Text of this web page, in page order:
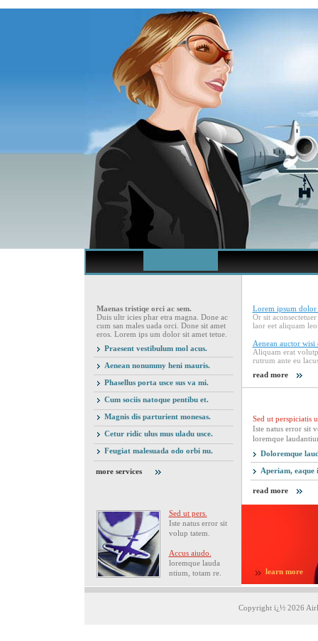
Maenas tristiqe orci ac sem.
Duis ultr icies phar etra magna. Done ac
cum san males uada orci. Done sit amet
eros. Lorem ips um dolor sit amet tetue.
Praesent vestibulum mol acus.
Aenean nonummy heni mauris.
Phasellus porta usce sus va mi.
Cum sociis natoque pentibu et.
Magnis dis parturient monesas.
Cetur ridic ulus mus uladu usce.
Feugiat malesuada odo orbi nu.
more services
Sed ut pers.
Iste natus error sit
volup tatem.
Accus aiudo.
loremque lauda
ntium, totam re.
Lorem ipsum dolor
Or sit
laor eet aliquam
Aenean auctor wisi
Aliquam erat
rutrum ante eu
read more
Sed ut perspiciatis
Iste natus error sit
loremque
Doloremque
Aperiam, eaque
read more
learn more
Copyright ï¿½ 2026